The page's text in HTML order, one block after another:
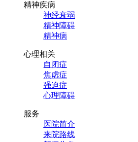
精神疾病
神经衰弱
精神障碍
精神病
心理相关
自闭症
焦虑症
强迫症
心理障碍
服务
医院简介
来院路线